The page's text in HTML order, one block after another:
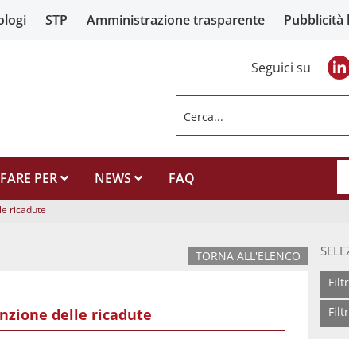
STP Amministrazione trasparente Pubblicità
Seguici su
Cerca...
PER NEWS FAQ
ricadute
TORNA ALL'ELENCO
delle ricadute